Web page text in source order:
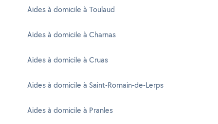
Aides à domicile à Toulaud
Aides à domicile à Charnas
Aides à domicile à Cruas
Aides à domicile à Saint-Romain-de-Lerps
Aides à domicile à Pranles